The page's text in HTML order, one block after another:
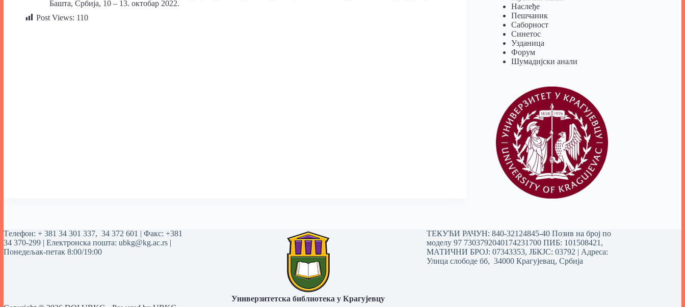
Башта, Србија, 10 – 13. октобар 2022.
Post Views: 110
Наслеђе
Пешчаник
Саборност
Синетос
Узданица
Форум
Шумадијски анали
Tелефон: + 381 34 301 337, 34 372 601 | Факс: +381
34 370-299 | Електронска пошта: ubkg@kg.ac.rs |
Понедељак-петак 8:00/19:00
Универзитетска библиотека у Крагујевцу
ТЕКУЋИ РАЧУН: 840-32124845-40 Позив на број по
моделу 97 7303792040174231700ПИБ: 101508421,
МАТИЧНИ БРОЈ: 07343353, ЈБКЈС: 03792 | Aдреса:
Улица слободе бб, 34000 Крагујевац, Србија